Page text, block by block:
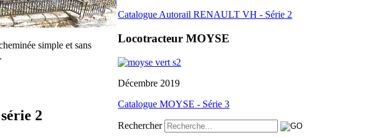
simple et sans
2
Catalogue Autorail RENAULT VH - Série 2
Locotracteur MOYSE
Décembre 2019
Catalogue MOYSE - Série 3
Rechercher